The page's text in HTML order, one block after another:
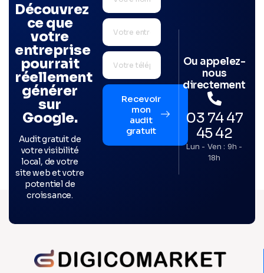
Découvrez
ce que
votre
entreprise
pourrait
réellement
générer
sur
Google.
Audit gratuit de
votre visibilité
local, de votre
site web et votre
potentiel de
croissance.
Recevoir
mon
audit
gratuit
Ou appelez-
nous
directement
03 74 47
45 42
Lun - Ven : 9h -
18h